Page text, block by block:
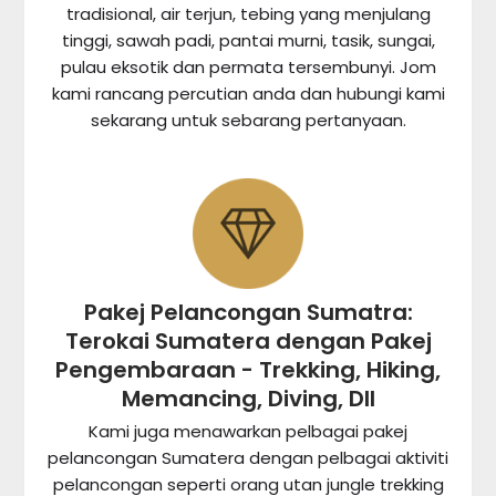
tradisional, air terjun, tebing yang menjulang
tinggi, sawah padi, pantai murni, tasik, sungai,
pulau eksotik dan permata tersembunyi. Jom
kami rancang percutian anda dan hubungi kami
sekarang untuk sebarang pertanyaan.
Pakej Pelancongan Sumatra:
Terokai Sumatera dengan Pakej
Pengembaraan - Trekking, Hiking,
Memancing, Diving, Dll
Kami juga menawarkan pelbagai pakej
pelancongan Sumatera dengan pelbagai aktiviti
pelancongan seperti orang utan jungle trekking